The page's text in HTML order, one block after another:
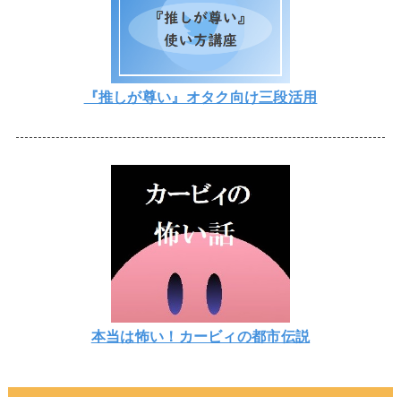
『推しが尊い』オタク向け三段活用
本当は怖い！カービィの都市伝説